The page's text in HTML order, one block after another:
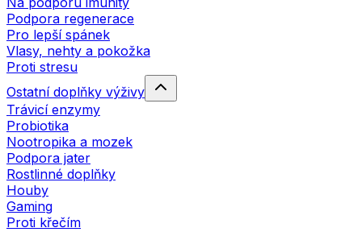
Podpora regenerace
Pro lepší spánek
Vlasy, nehty a pokožka
Proti stresu
Ostatní doplňky výživy
Trávicí enzymy
Probiotika
Nootropika a mozek
Podpora jater
Rostlinné doplňky
Houby
Gaming
Proti křečím